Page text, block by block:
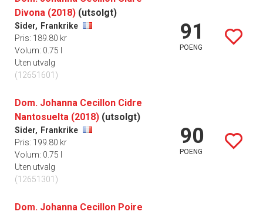
Divona (2018) (utsolgt)
Sider, Frankrike
Pris: 189.80 kr
Volum: 0.75 l
Uten utvalg
(12651601)
91
POENG
Dom. Johanna Cecillon Cidre
Nantosuelta (2018) (utsolgt)
Sider, Frankrike
Pris: 199.80 kr
Volum: 0.75 l
Uten utvalg
(12651301)
90
POENG
Dom. Johanna Cecillon Poire